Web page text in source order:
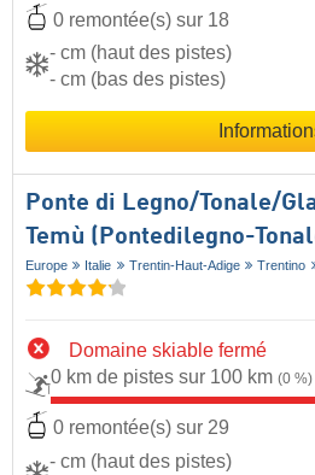
0 remontée(s) sur 18
- cm (haut des pistes)
- cm (bas des pistes)
Ponte di Legno/​Tonale/​
Temù (Pontedilegno-
Europe Italie Trentin-Haut-Adige Trentino
Domaine skiable fermé
0 km de pistes sur 100 km (0 %)
0 remontée(s) sur 29
- cm (haut des pistes)